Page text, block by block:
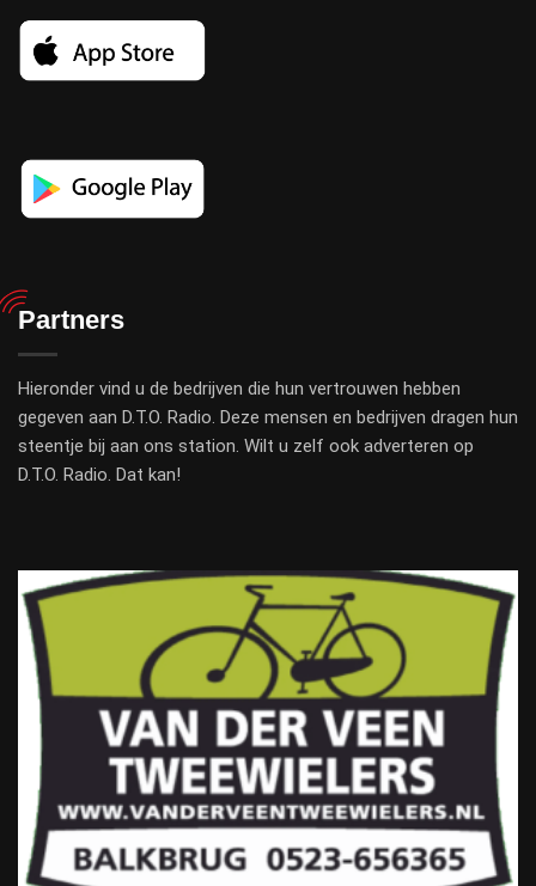
Partners
Hieronder vind u de bedrijven die hun vertrouwen hebben
gegeven aan D.T.O. Radio. Deze mensen en bedrijven dragen hun
steentje bij aan ons station. Wilt u zelf ook adverteren op
D.T.O. Radio. Dat kan!